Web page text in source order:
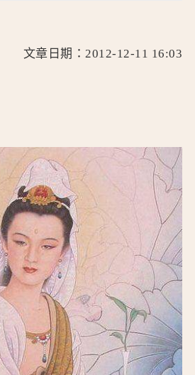
文章日期：2012-12-11 16:03